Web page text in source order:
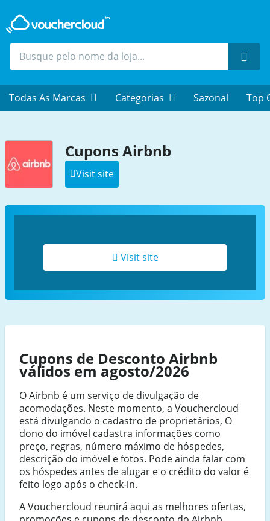
Todas As Marcas Categorias Sazonal Top
Cupons Airbnb
Visit site
Visit site
Cupons de Desconto Airbnb
válidos em agosto/2026
O Airbnb é um serviço de divulgação de
acomodações. Neste momento, a Vouchercloud
está divulgando o cadastro de proprietários, O
dono do imóvel cadastra informações como
preço, regras, número máximo de hóspedes,
descrição do imóvel e fotos. Pode ainda falar com
os hóspedes antes de alugar e o crédito do valor é
feito logo após o check-in.
A Vouchercloud reunirá aqui as melhores ofertas,